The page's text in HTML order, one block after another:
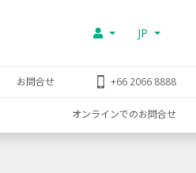
JP
お問合せ +66 2066 8888
オンラインでのお問合せ